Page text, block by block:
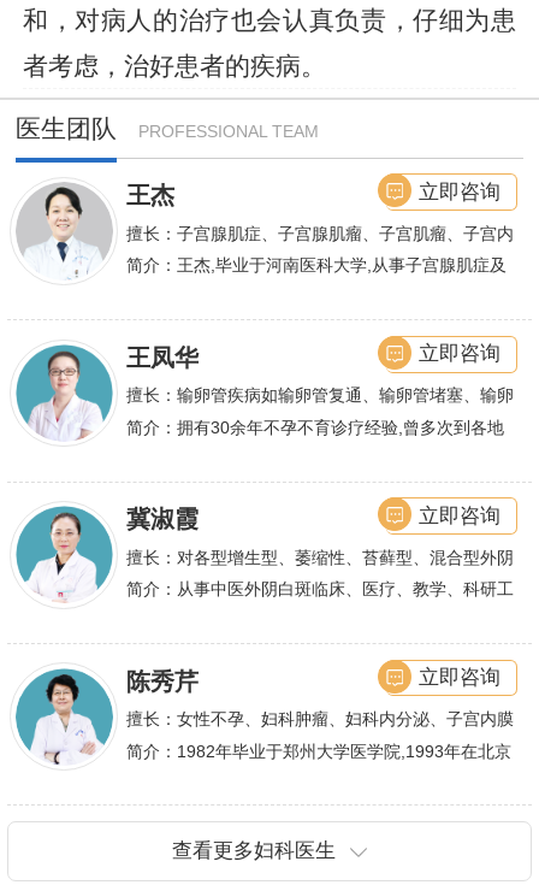
和，对病人的治疗也会认真负责，仔细为患
者考虑，治好患者的疾病。
医生团队 PROFESSIONAL TEAM
王杰
擅长：子宫腺肌症、子宫腺肌瘤、子宫肌瘤、子宫内
膜异位症等,长年致力于妇科微创手术及显微妇科手
卵管堵塞、输卵管复通、输卵管粘连等女性输卵管性
不孕及子宫性不孕、多囊卵巢等都有丰富诊疗经验
简介：王杰,毕业于河南医科大学,从事子宫腺肌症及
立即咨询
王凤华
擅长：输卵管疾病如输卵管复通、输卵管堵塞、输卵
管积水、输卵管粘连；盆腔粘连、宫腔粘连、多囊卵
简介：拥有30余年不孕不育诊疗经验,曾多次到各地
立即咨询
冀淑霞
擅长：对各型增生型、萎缩性、苔藓型、混合型外阴
白斑的诊治
简介：从事中医外阴白斑临床、医疗、教学、科研工
立即咨询
陈秀芹
擅长：女性不孕、妇科肿瘤、妇科内分泌、子宫内膜
异位症、多囊卵巢等疾病的诊治,宫腹腔镜手术,盆底
简介：1982年毕业于郑州大学医学院,1993年在北京
立即咨询
查看更多妇科医生